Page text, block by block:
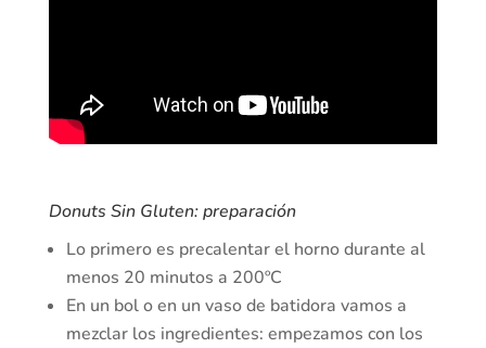
Donuts Sin Gluten: preparación
Lo primero es precalentar el horno durante al
menos 20 minutos a 200ºC
En un bol o en un vaso de batidora vamos a
mezclar los ingredientes: empezamos con los